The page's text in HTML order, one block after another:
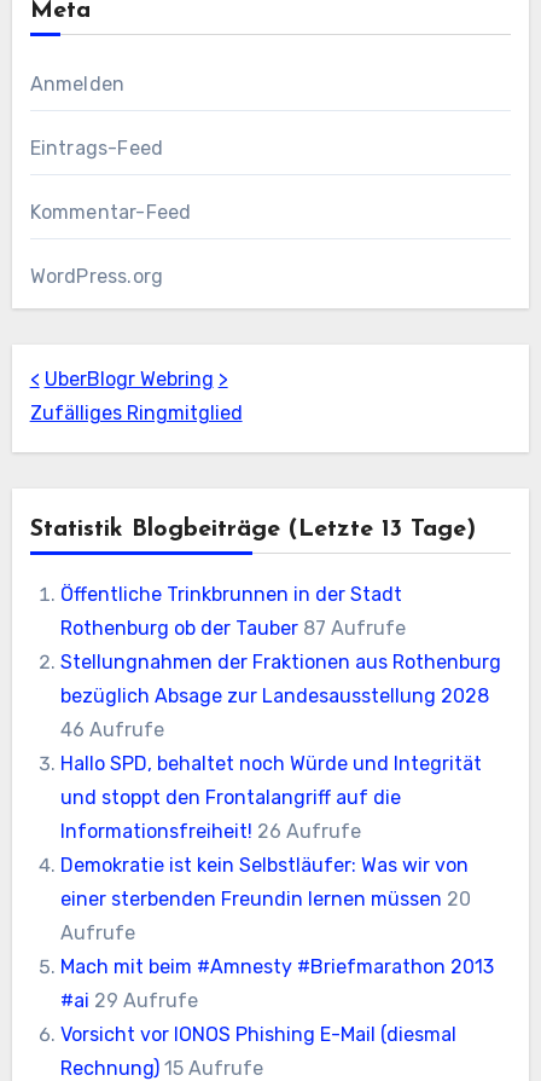
Meta
Anmelden
Eintrags-Feed
Kommentar-Feed
WordPress.org
< UberBlogr Webring >
Zufälliges Ringmitglied
Statistik Blogbeiträge (letzte 13 Tage)
Öffentliche Trinkbrunnen in der Stadt
Rothenburg ob der Tauber 87 Aufrufe
Stellungnahmen der Fraktionen aus Rothenburg
bezüglich Absage zur Landesausstellung 2028
46 Aufrufe
Hallo SPD, behaltet noch Würde und Integrität
und stoppt den Frontalangriff auf die
Informationsfreiheit! 26 Aufrufe
Demokratie ist kein Selbstläufer: Was wir von
einer sterbenden Freundin lernen müssen 20
Aufrufe
Mach mit beim #Amnesty #Briefmarathon 2013
#ai 29 Aufrufe
Vorsicht vor IONOS Phishing E-Mail (diesmal
Rechnung) 15 Aufrufe